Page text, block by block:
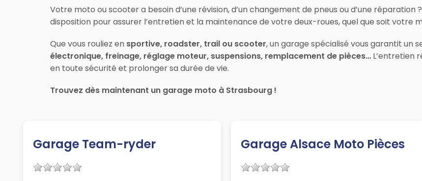
Votre moto ou scooter a besoin d’une révision, d’un changement de pneus ou d’une réparation
disposition pour assurer l’entretien et la maintenance de votre deux-roues, quel que soit votre
Que vous rouliez en sportive, roadster, trail ou scooter, un garage spécialisé vous garantit un
électronique, freinage, réglage moteur, suspensions, remplacement de pièces… L’entretien
en toute sécurité et prolonger sa durée de vie.
Trouvez dès maintenant un garage moto à Strasbourg !
Garage Team-ryder Garage Alsace Moto Pièces